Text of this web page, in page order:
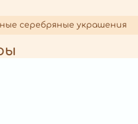
серебряные украшения